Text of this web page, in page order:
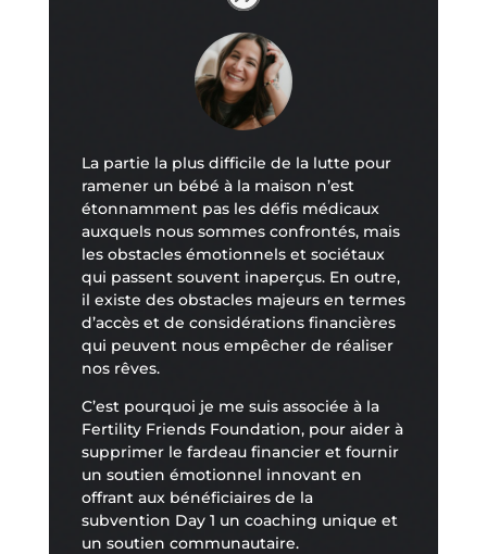
La partie la plus difficile de la lutte pour
ramener un bébé à la maison n’est
étonnamment pas les défis médicaux
auxquels nous sommes confrontés, mais
les obstacles émotionnels et sociétaux
qui passent souvent inaperçus. En outre,
il existe des obstacles majeurs en termes
d’accès et de considérations financières
qui peuvent nous empêcher de réaliser
nos rêves.
C’est pourquoi je me suis associée à la
Fertility Friends Foundation, pour aider à
supprimer le fardeau financier et fournir
un soutien émotionnel innovant en
offrant aux bénéficiaires de la
subvention Day 1 un coaching unique et
un soutien communautaire.